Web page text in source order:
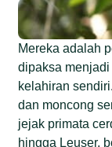
Mereka adalah
dipaksa
kelahiran
dan moncong
jejak primata
hingga Leuser,